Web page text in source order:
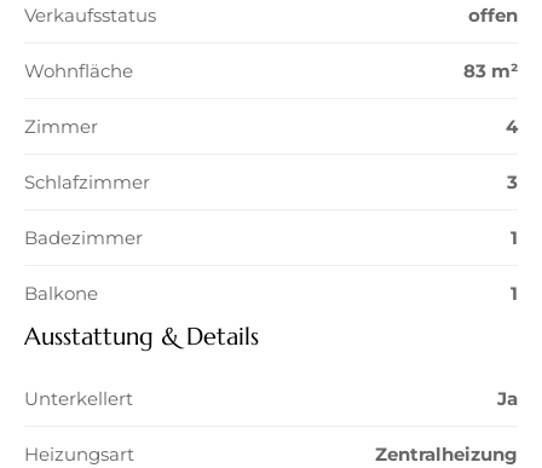
Verkaufsstatus offen
Wohnfläche 83 m²
Zimmer 4
Schlafzimmer 3
Badezimmer 1
Balkone 1
Ausstattung & Details
Unterkellert Ja
Heizungsart Zentralheizung